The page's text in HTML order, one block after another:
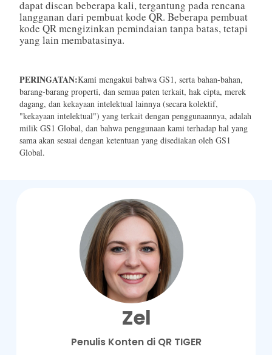
dapat discan beberapa kali, tergantung pada rencana
langganan dari pembuat kode QR. Beberapa pembuat
kode QR mengizinkan pemindaian tanpa batas, tetapi
yang lain membatasinya.
PERINGATAN:Kami mengakui bahwa GS1, serta bahan-bahan,
barang-barang properti, dan semua paten terkait, hak cipta, merek
dagang, dan kekayaan intelektual lainnya (secara kolektif,
"kekayaan intelektual") yang terkait dengan penggunaannya, adalah
milik GS1 Global, dan bahwa penggunaan kami terhadap hal yang
sama akan sesuai dengan ketentuan yang disediakan oleh GS1
Global.
Zel
Penulis Konten di QR TIGER